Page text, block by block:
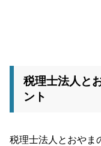
税理士法人と
ント
税理士法人とおやま